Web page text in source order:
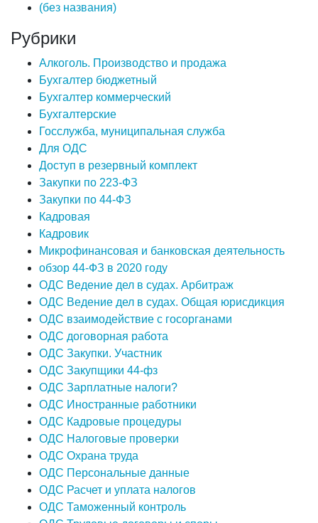
(без названия)
Рубрики
Алкоголь. Производство и продажа
Бухгалтер бюджетный
Бухгалтер коммерческий
Бухгалтерские
Госслужба, муниципальная служба
Для ОДС
Доступ в резервный комплект
Закупки по 223-ФЗ
Закупки по 44-ФЗ
Кадровая
Кадровик
Микрофинансовая и банковская деятельность
обзор 44-ФЗ в 2020 году
ОДС Ведение дел в судах. Арбитраж
ОДС Ведение дел в судах. Общая юрисдикция
ОДС взаимодействие с госорганами
ОДС договорная работа
ОДС Закупки. Участник
ОДС Закупщики 44-фз
ОДС Зарплатные налоги?
ОДС Иностранные работники
ОДС Кадровые процедуры
ОДС Налоговые проверки
ОДС Охрана труда
ОДС Персональные данные
ОДС Расчет и уплата налогов
ОДС Таможенный контроль